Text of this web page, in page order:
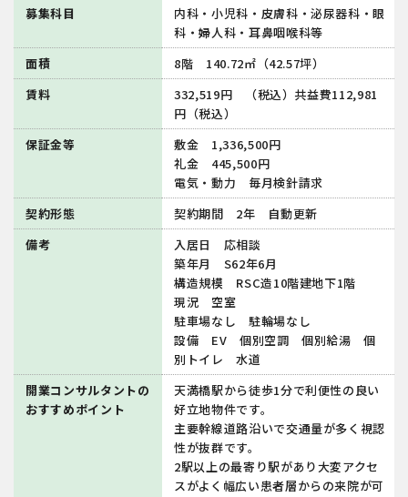
募集科目
内科・小児科・皮膚科・泌尿器科・眼
科・婦人科・耳鼻咽喉科等
面積
8階 140.72㎡（42.57坪）
賃料
332,519円 （税込）共益費112,981
円（税込）
保証金等
敷金 1,336,500円
礼金 445,500円
電気・動力 毎月検針請求
契約形態
契約期間 2年 自動更新
備考
入居日 応相談
築年月 S62年6月
構造規模 RSC造10階建地下1階
現況 空室
駐車場なし 駐輪場なし
設備 EV 個別空調 個別給湯 個
別トイレ 水道
開業コンサルタントの
おすすめポイント
天満橋駅から徒歩1分で利便性の良い
好立地物件です。
主要幹線道路沿いで交通量が多く視認
性が抜群です。
2駅以上の最寄り駅があり大変アクセ
スがよく幅広い患者層からの来院が可